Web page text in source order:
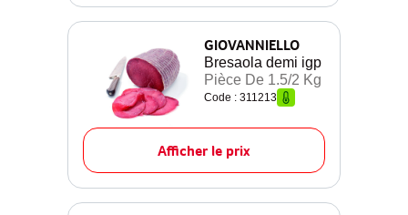
GIOVANNIELLO
Bresaola demi igp
Pièce De 1.5/2 Kg
Code : 311213
Afficher le prix